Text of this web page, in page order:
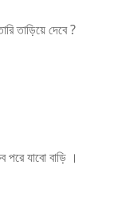
তাড়িয়ে দেবে ?
যাবো বাড়ি ।